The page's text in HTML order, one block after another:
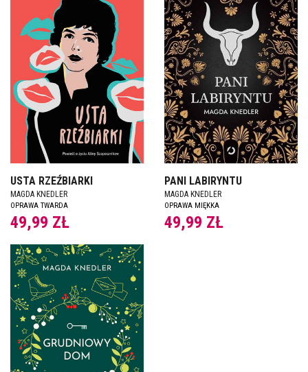
USTA RZEŹBIARKI
MAGDA KNEDLER
OPRAWA TWARDA
49,99 ZŁ
PANI LABIRYNTU
MAGDA KNEDLER
OPRAWA MIĘKKA
49,99 ZŁ